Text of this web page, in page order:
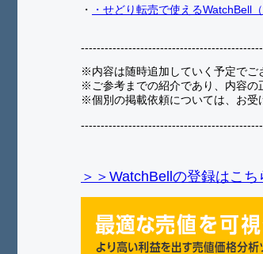
・ ・せどり転売で使えるWatchBell
※内容は随時追加していく予定でご
※ご参考までの紹介であり、内容の
※個別の掲載依頼については、お受
＞＞WatchBellの登録はこち